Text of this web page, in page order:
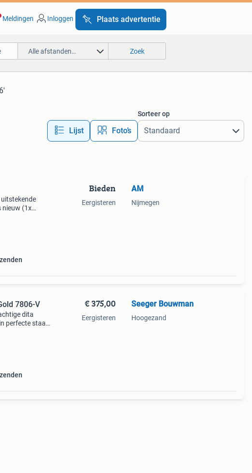
Meldingen Inloggen Plaats advertentie
Alle afstanden… Zoek
Lijst Foto’s
Sorteer op
nieuw (1x
Bieden
Eergisteren
AM
Nijmegen
7806-V
dita
perfecte staat,
€ 375,00
Eergisteren
Seeger Bouwman
Hoogezand